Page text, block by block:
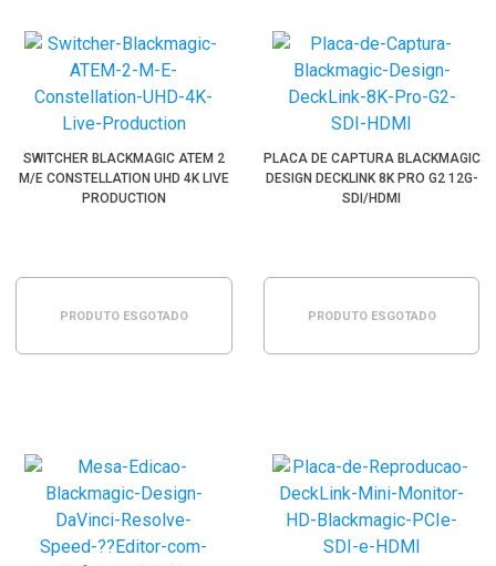
SWITCHER BLACKMAGIC ATEM 2
M/E CONSTELLATION UHD 4K LIVE
PRODUCTION
PRODUTO ESGOTADO
PLACA DE CAPTURA BLACKMAGIC
DESIGN DECKLINK 8K PRO G2 12G-
SDI/HDMI
PRODUTO ESGOTADO